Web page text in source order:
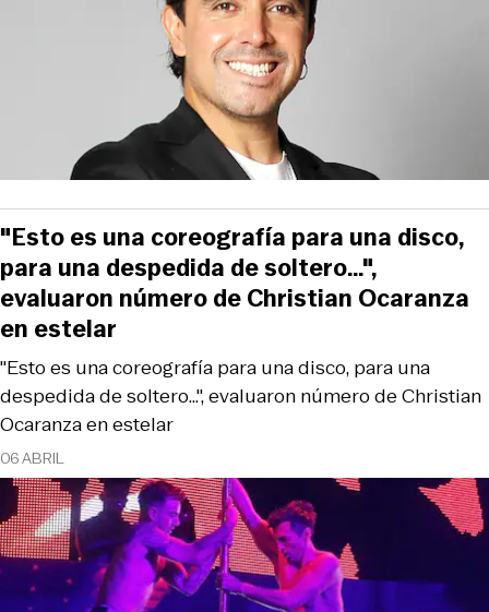
06 ABRIL
"Esto es una coreografía para una disco, para una
despedida de soltero…", evaluaron número de Christian
Ocaranza en estelar
"Esto es una coreografía para una disco,
para una despedida de soltero…",
evaluaron número de Christian Ocaranza
en estelar